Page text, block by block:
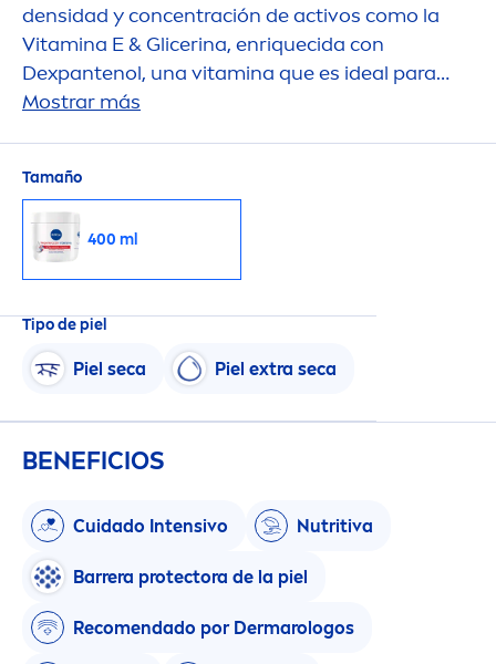
densidad y concentración de activos como la
Vitamina E & Glicerina, enriquecida con
Dexpantenol, una vitamina que es ideal para
pieles ásperas y extra secas que además brinda
Fórmula apta para pieles diabéticas.
Mostrar más
Tamaño
400 ml
Tipo de piel
Piel seca Piel extra seca
BENEFICIOS
Cuidado Intensivo Nutritiva
Barrera protectora de la piel
Recomendado por Dermarologos